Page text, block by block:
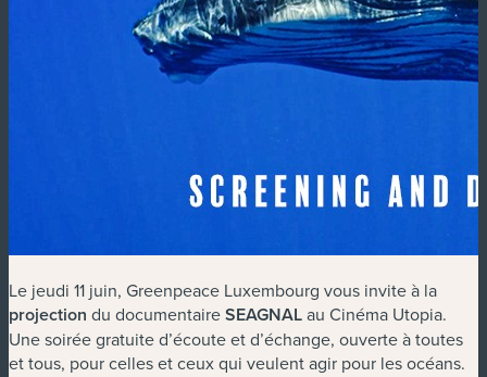
Le jeudi 11 juin, Greenpeace Luxembourg vous invite à la
projection du documentaireSEAGNALau Cinéma Utopia.
Une soirée gratuite d’écoute et d’échange, ouverte à toutes
et tous, pour celles et ceux qui veulent agir pour les océans.